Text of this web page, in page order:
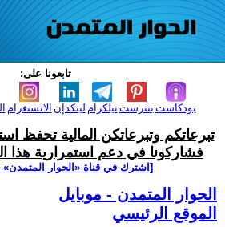
تابعونا على:
الانستغرام لينكدإن تيلكرامبنترست بودكاست
تبرعاتكم وتبرعاتكن المالية تحفظ
فشاركونا في دعم استمرارية هذا
[اشترك في قناة ‫«الحوار المتمدن»
الحوار المتمدن - موبايل
الموقع الرئيسي